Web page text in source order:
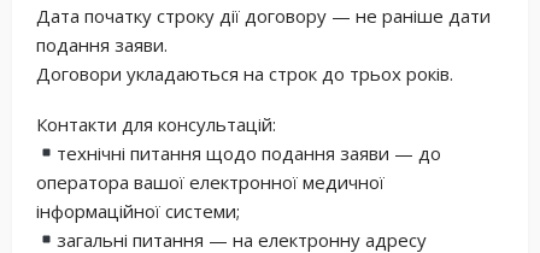
Дата початку строку дії договору — не раніше дати
подання заяви.
Договори укладаються на строк до трьох років.
Контакти для консультацій:
технічні питання щодо подання заяви — до
оператора вашої електронної медичної
інформаційної системи;
загальні питання — на електронну адресу